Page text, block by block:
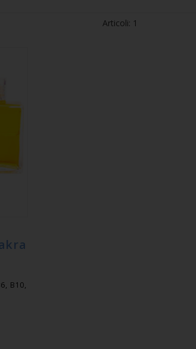
Articoli: 1
B10,